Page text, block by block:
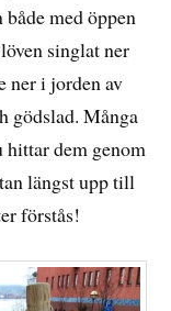
med öppen
singlat ner
ner i jorden av
gödslad. Många
dem genom
längst upp till
förstås!